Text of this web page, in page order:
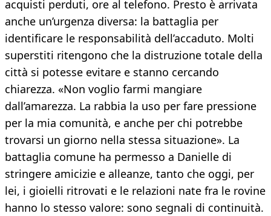
acquisti perduti, ore al telefono. Presto è arrivata
anche un’urgenza diversa: la battaglia per
identificare le responsabilità dell’accaduto. Molti
superstiti ritengono che la distruzione totale della
città si potesse evitare e stanno cercando
chiarezza. «Non voglio farmi mangiare
dall’amarezza. La rabbia la uso per fare pressione
per la mia comunità, e anche per chi potrebbe
trovarsi un giorno nella stessa situazione». La
battaglia comune ha permesso a Danielle di
stringere amicizie e alleanze, tanto che oggi, per
lei, i gioielli ritrovati e le relazioni nate fra le rovine
hanno lo stesso valore: sono segnali di continuità.